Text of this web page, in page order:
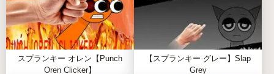
寄生サウンドと感染キャラの基本が楽しめる入門
編。
フェーズ4-6
ホラーテーマが深まり、複雑な音の組み合わせに挑
スプランキー オレン【Punch
Oren Clicker】
【スプランキー グレー】Slap
Grey